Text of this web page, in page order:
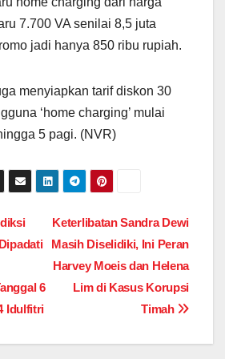
7.700 VA senilai 8,5 juta
jadi hanya 850 ribu rupiah.
menyiapkan tarif diskon 30
‘home charging’ mulai
5 pagi. (NVR)
Keterlibatan Sandra Dewi
Masih Diselidiki, Ini Peran
Harvey Moeis dan Helena
Lim di Kasus Korupsi
Timah
6
Idulfitri